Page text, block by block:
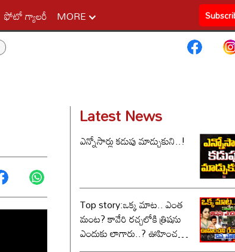
ఫోటో గ్యాలరీ MORE
Latest News
ఎన్నోసార్లు కడుపు మాడ్చుకుని..!
Top story:ఒక్క మాట.. ఎంత
మంట? కావేరి రచ్చలోకి త్రిషను
ఎందుకు లాగారు..? ఊహించని
రేంజ్ లో బుక్కైన చిన్న స్టాలిన్..!